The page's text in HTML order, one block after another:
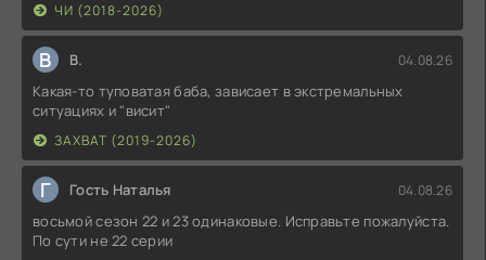
ЧИ (2018-2026)
В В. 04.08.26
Какая-то туповатая баба, зависает в экстремальных
ситуациях и "висит"
ЗАХВАТ (2019-2026)
Г Гость Наталья 04.08.26
восьмой сезон 22 и 23 одинаковые. Исправьте пожалуйста.
По сути не 22 серии